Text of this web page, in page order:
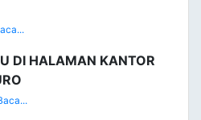
DI HALAMAN KANTOR